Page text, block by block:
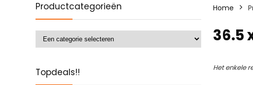
Productcategorieën
Topdeals!!
Home
‎36.5
Het enkele